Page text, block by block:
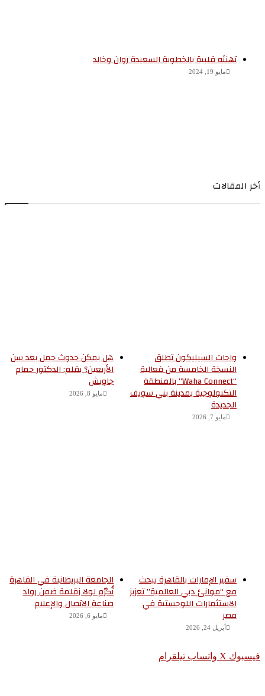
تهنئه قلبية بالخطوبة السعيدة روان وخالد
مايو 19, 2024
المقالات
هل يمكن حدوث حمل بعد سن
الأربعين؟ بقلم: الدكتور حمام
جاويش
مايو 8, 2026
واحات السيليكون تطلق
النسخة الخامسة من فعالية
“Waha Connect” بالمنطقة
التكنولوجية بمدينة بني سويف
الجديدة
مايو 7, 2026
الجامعة البريطانية في القاهرة
تُكرّم لولا زقلمة ضمن رواد
صناعة الاتصال والإعلام
مايو 6, 2026
سفير الإمارات بالقاهرة يبحث
مع “موانئ دبي العالمية” تعزيز
الاستثمارات اللوجستية في
مصر
أبريل 24, 2026
‫X واتساب تيلقرام